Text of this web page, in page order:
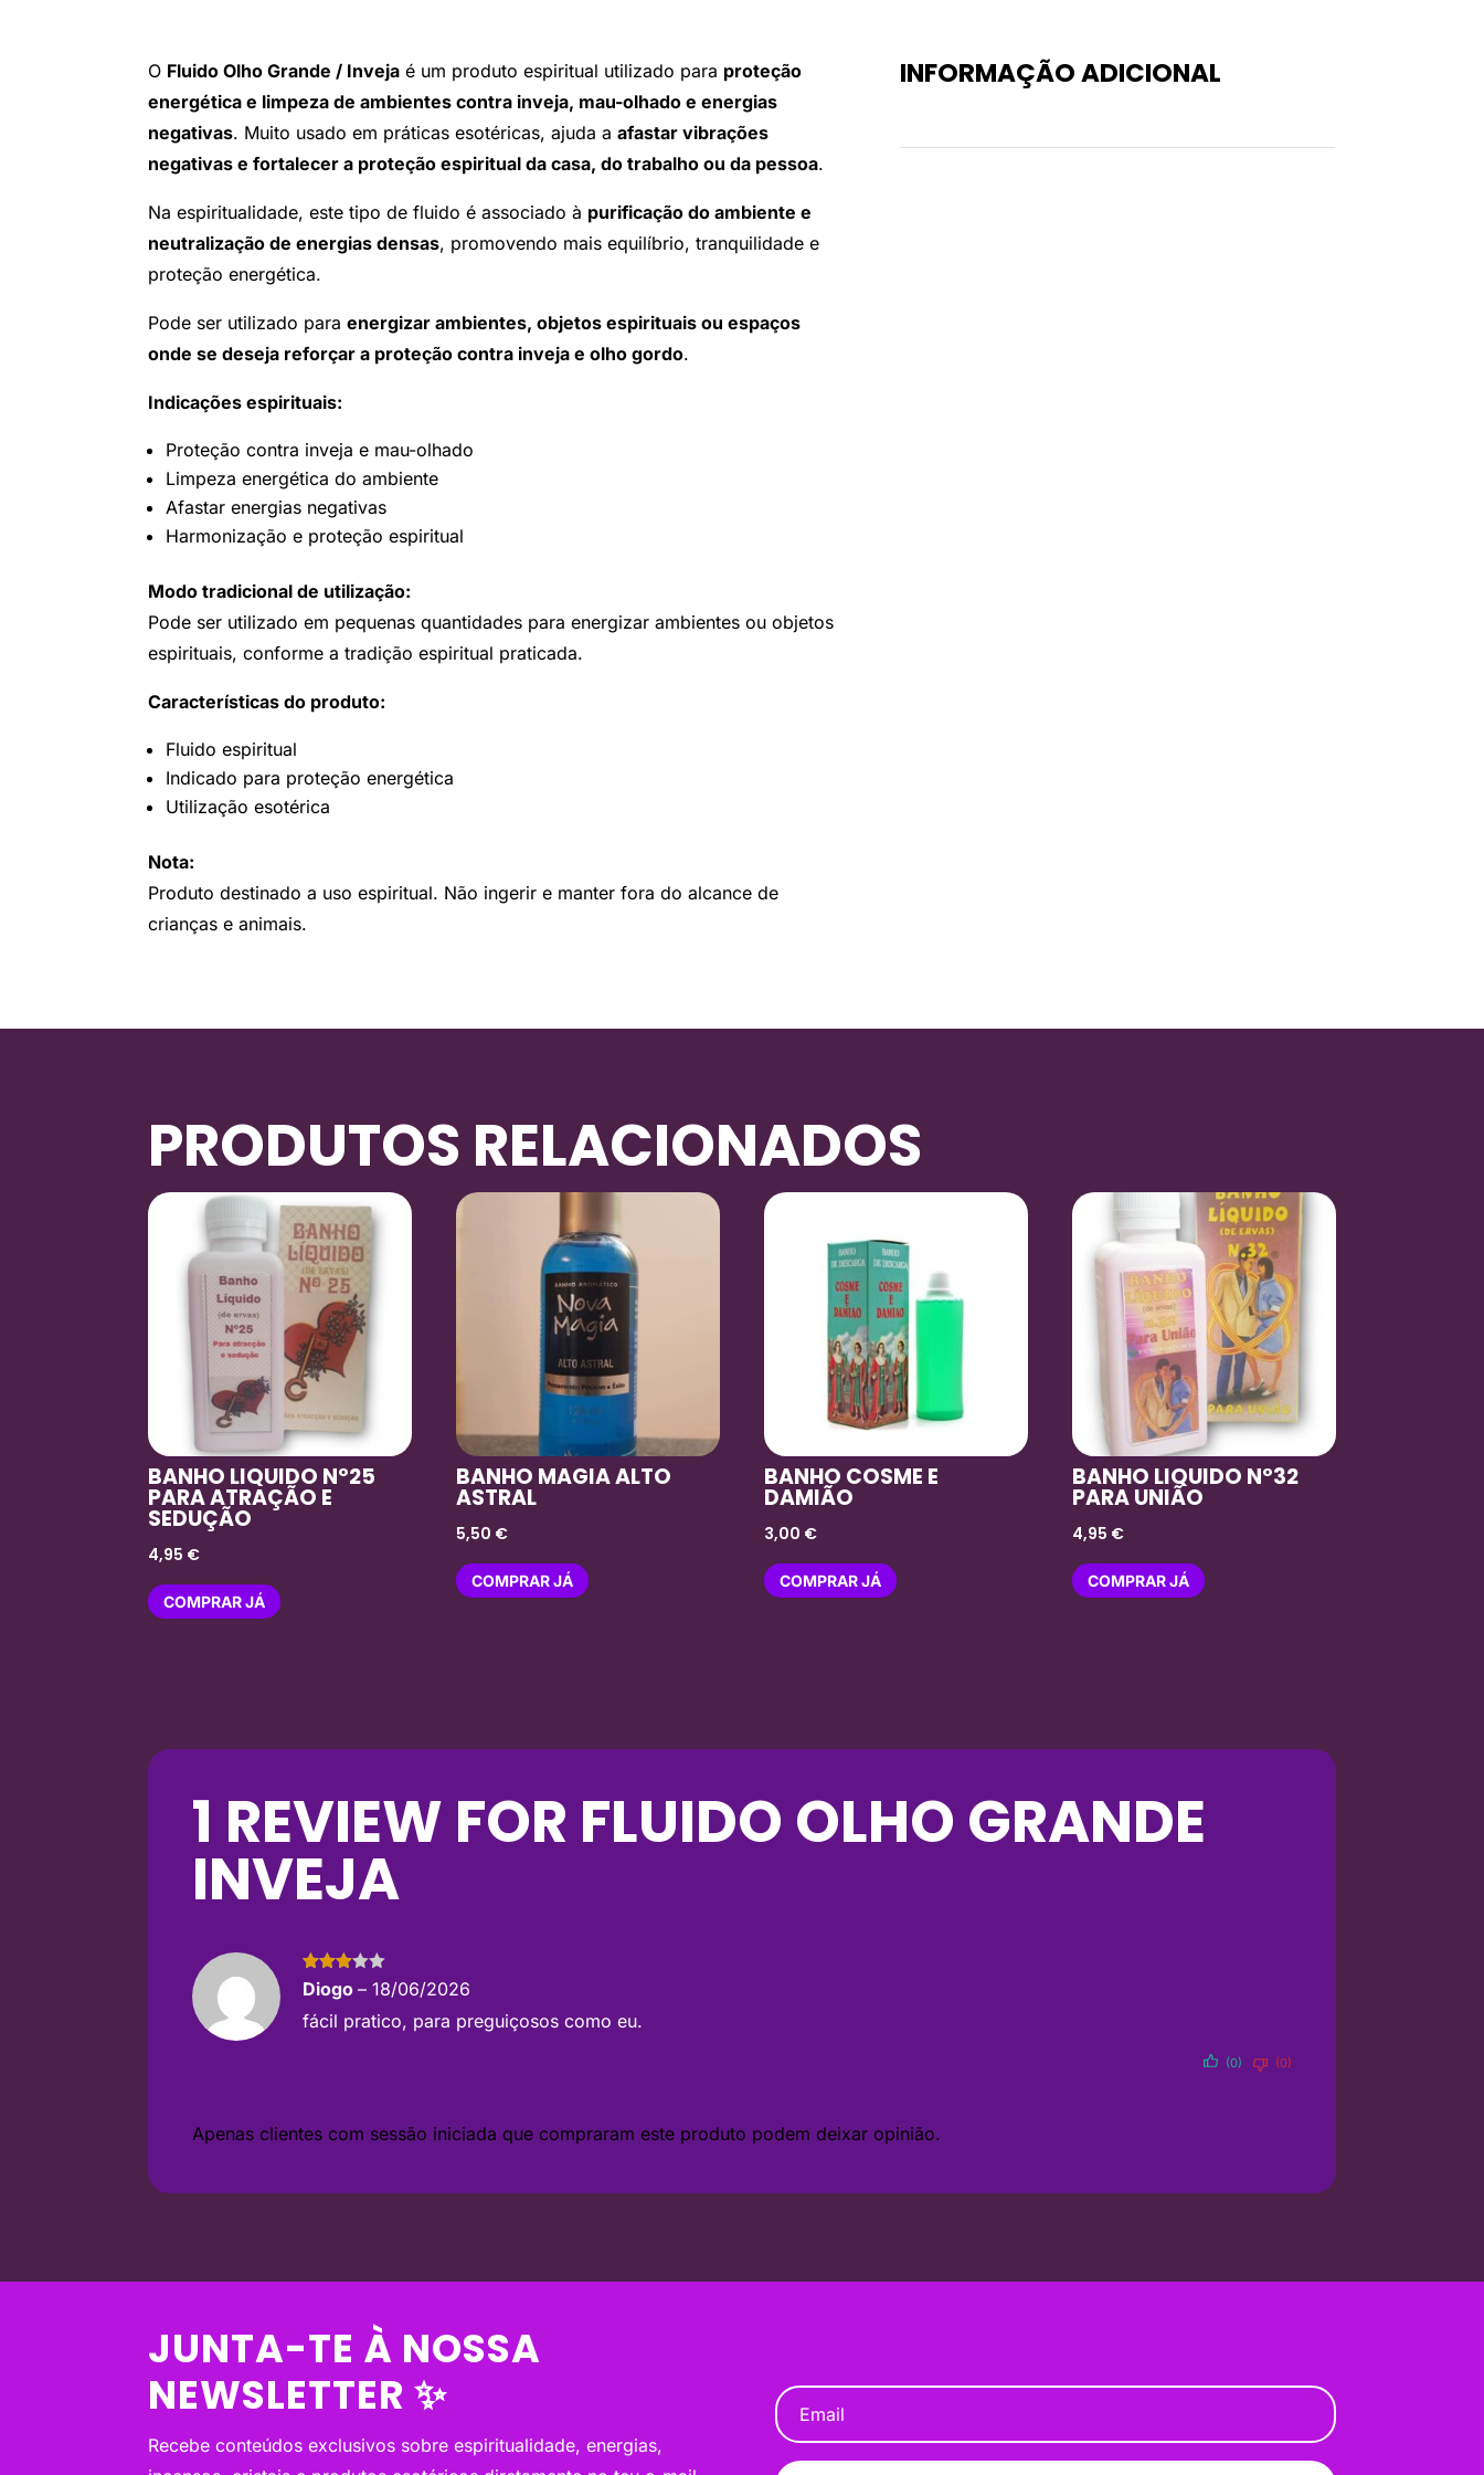
O Fluido Olho Grande / Inveja é um produto espiritual utilizado para proteção
energética e limpeza de ambientes contra inveja, mau-olhado e energias
negativas. Muito usado em práticas esotéricas, ajuda aafastar vibrações
negativas e fortalecer a proteção espiritual da casa, do trabalho ou da pessoa.
Na espiritualidade, este tipo de fluido é associado à purificação do ambiente e
neutralização de energias densas, promovendo mais equilíbrio, tranquilidade e
proteção energética.
Pode ser utilizado paraenergizar ambientes, objetos espirituais ou espaços
onde se deseja reforçar a proteção contra inveja e olho gordo.
Indicações espirituais:
Proteção contra inveja e mau-olhado
Limpeza energética do ambiente
Afastar energias negativas
Harmonização e proteção espiritual
Modo tradicional de utilização:
Pode ser utilizado em pequenas quantidades para energizar ambientes ou objetos
espirituais, conforme a tradição espiritual praticada.
Características do produto:
Fluido espiritual
Indicado para proteção energética
Utilização esotérica
Nota:
Produto destinado a uso espiritual. Não ingerir e manter fora do alcance de
crianças e animais.
INFORMAÇÃO ADICIONAL
PRODUTOS RELACIONADOS
BANHO LIQUIDO Nº25
PARA ATRAÇÃO E
SEDUÇÃO
4,95 €
COMPRAR JÁ
BANHO MAGIA ALTO
ASTRAL
5,50 €
COMPRAR JÁ
BANHO COSME E
DAMIÃO
3,00 €
COMPRAR JÁ
BANHO LIQUIDO Nº32
PARA UNIÃO
4,95 €
COMPRAR JÁ
1 REVIEW FOR FLUIDO OLHO GRANDE
INVEJA
Avaliaç
ão3
de 5
Diogo– 18/06/2026
fácil pratico, para preguiçosos como eu.
(0) (0)
Apenas clientes com sessão iniciada que compraram este produto podem deixar opinião.
JUNTA-TE À NOSSA
NEWSLETTER ✨
Recebe conteúdos exclusivos sobre espiritualidade, energias,